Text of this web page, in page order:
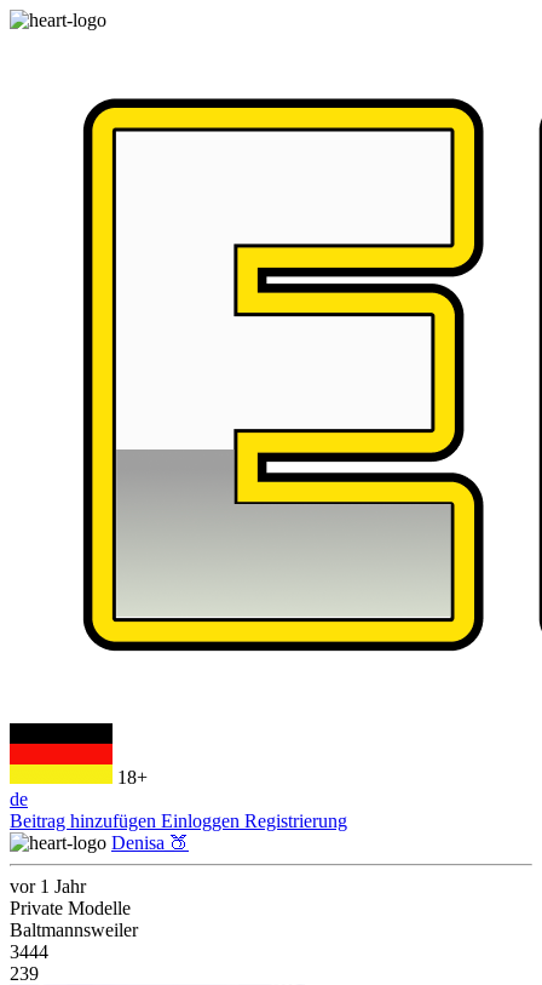
18+
de
Beitrag hinzufügen Einloggen Registrierung
Denisa 🍑
vor 1 Jahr
Private Modelle
Baltmannsweiler
3444
239